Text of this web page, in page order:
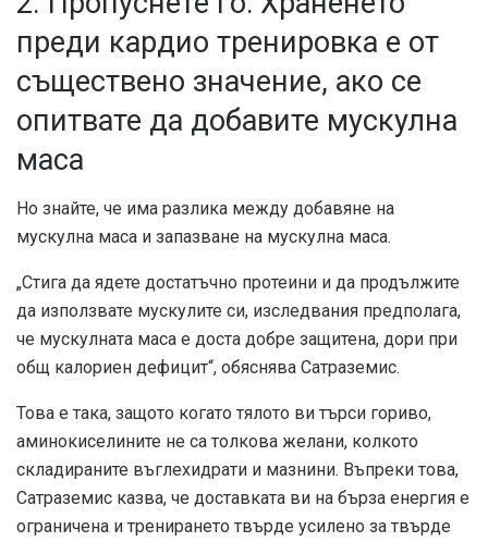
преди кардио тренировка е от
съществено значение, ако се
опитвате да добавите мускулна
маса
Но знайте, че има разлика между добавяне на
мускулна маса и запазване на мускулна маса.
„Стига да ядете достатъчно протеини и да продължите
да използвате мускулите си, изследвания предполага,
че мускулната маса е доста добре защитена, дори при
общ калориен дефицит“, обяснява Сатраземис.
Това е така, защото когато тялото ви търси гориво,
аминокиселините не са толкова желани, колкото
складираните въглехидрати и мазнини. Въпреки това,
Сатраземис казва, че доставката ви на бърза енергия е
ограничена и тренирането твърде усилено за твърде